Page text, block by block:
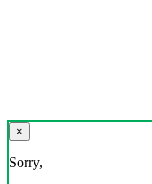
×
Sorry,